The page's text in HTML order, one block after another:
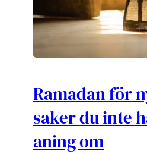
Ramadan för
saker du inte
aning om